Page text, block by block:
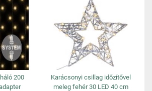
200
Karácsonyi csillag időzítővel
meleg fehér 30 LED 40 cm